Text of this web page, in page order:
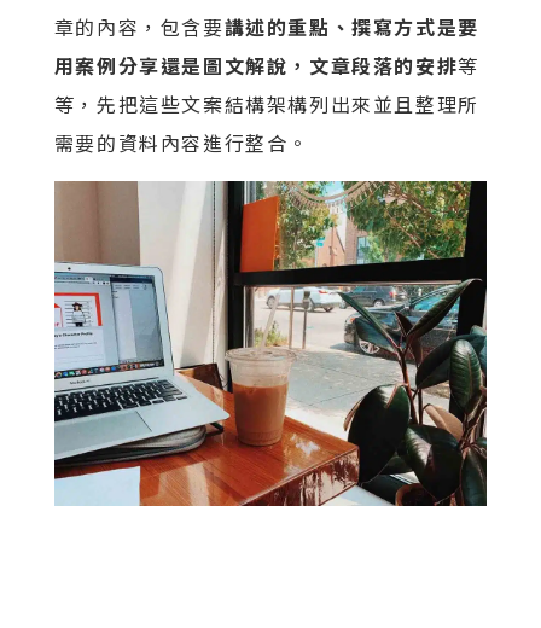
章的內容，包含要講述的重點、撰寫方式是要
用案例分享還是圖文解說，文章段落的安排等
等，先把這些文案結構架構列出來並且整理所
需要的資料內容進行整合。